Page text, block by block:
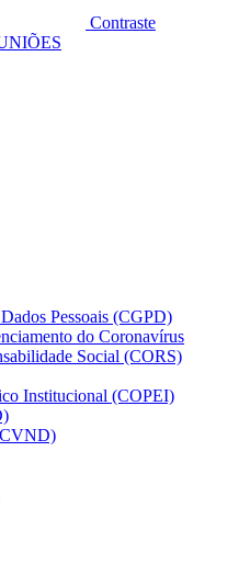
Contraste
Pessoais (CGPD)
do Coronavírus
Social (CORS)
Institucional (COPEI)